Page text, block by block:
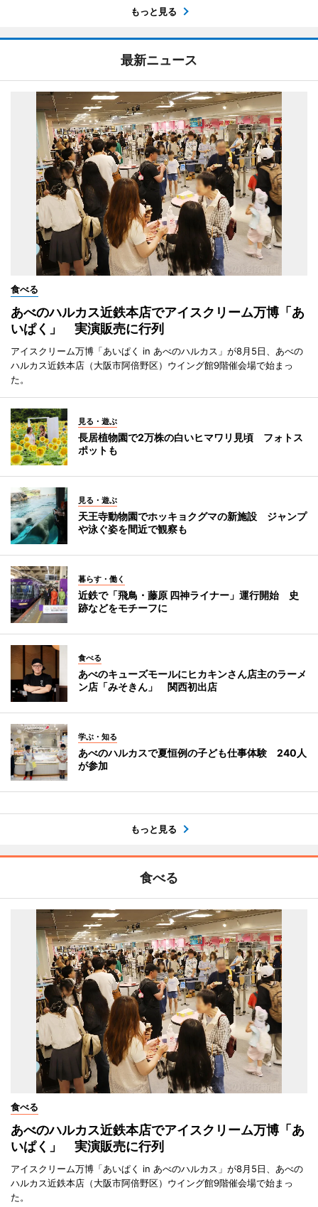
もっと見る
最新ニュース
食べる
あべのハルカス近鉄本店でアイスクリーム万博「あ
いぱく」 実演販売に行列
アイスクリーム万博「あいぱく in あべのハルカス」が8月5日、あべの
ハルカス近鉄本店（大阪市阿倍野区）ウイング館9階催会場で始まっ
た。
見る・遊ぶ
長居植物園で2万株の白いヒマワリ見頃 フォトス
ポットも
見る・遊ぶ
天王寺動物園でホッキョクグマの新施設 ジャンプ
や泳ぐ姿を間近で観察も
暮らす・働く
近鉄で「飛鳥・藤原 四神ライナー」運行開始 史
跡などをモチーフに
食べる
あべのキューズモールにヒカキンさん店主のラーメ
ン店「みそきん」 関西初出店
学ぶ・知る
あべのハルカスで夏恒例の子ども仕事体験 240人
が参加
もっと見る
食べる
食べる
あべのハルカス近鉄本店でアイスクリーム万博「あ
いぱく」 実演販売に行列
アイスクリーム万博「あいぱく in あべのハルカス」が8月5日、あべの
ハルカス近鉄本店（大阪市阿倍野区）ウイング館9階催会場で始まっ
た。